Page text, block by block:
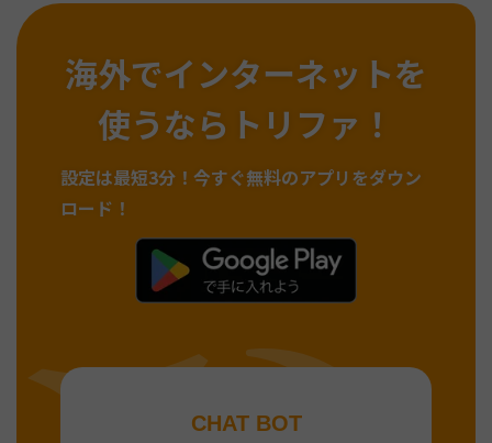
海外でインターネットを
使うならトリファ！
設定は最短3分！ 今すぐ無料のアプリをダウン
ロード！
CHAT BOT